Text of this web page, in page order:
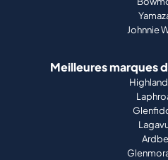
Johnnie
Meilleures marques
Highland